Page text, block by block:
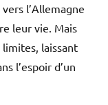
l’Allemagne
leur vie. Mais
laissant
l’espoir d’un